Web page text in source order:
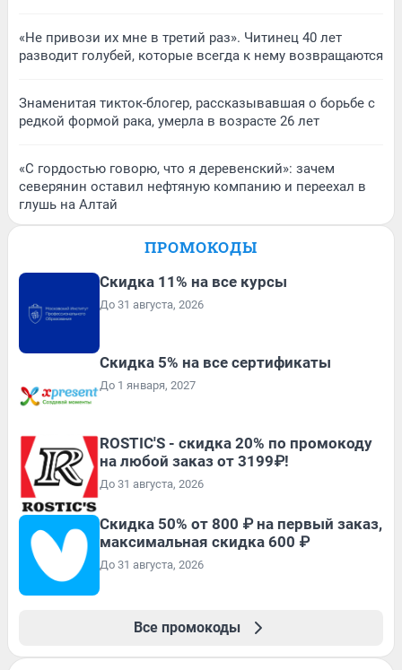
«Не привози их мне в третий раз». Читинец 40 лет
разводит голубей, которые всегда к нему возвращаются
Знаменитая тикток-блогер, рассказывавшая о борьбе с
редкой формой рака, умерла в возрасте 26 лет
«С гордостью говорю, что я деревенский»: зачем
северянин оставил нефтяную компанию и переехал в
глушь на Алтай
ПРОМОКОДЫ
Скидка 11% на все курсы
До 31 августа, 2026
Скидка 5% на все сертификаты
До 1 января, 2027
ROSTIC'S - скидка 20% по промокоду
на любой заказ от 3199₽!
До 31 августа, 2026
Скидка 50% от 800 ₽ на первый заказ,
максимальная скидка 600 ₽
До 31 августа, 2026
Все промокоды